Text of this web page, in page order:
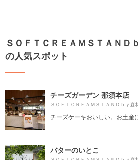
ＳＯＦＴＣＲＥＡＭＳＴＡＮＤ
の人気スポット
チーズガーデン 那須本店
ＳＯＦＴＣＲＥＡＭＳＴＡＮＤｂｙ森
チーズケーキおいしい。お土産
バターのいとこ